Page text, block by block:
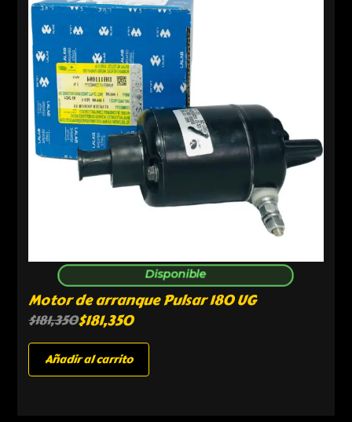
Disponible
Motor de arranque Pulsar 180 UG
$181,350$181,350
Añadir al carrito